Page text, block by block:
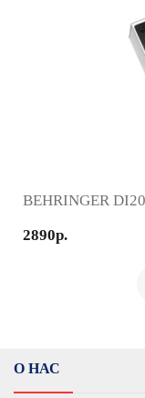
BEHRINGER
2890р.
О НАС